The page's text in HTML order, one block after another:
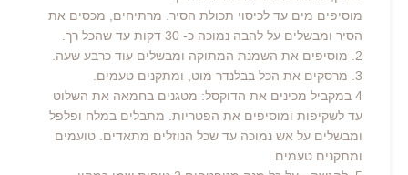
מוסיפים מים עד לכיסוי תכולת הסיר. מרתיחים, מכסים את
הסיר ומבשלים על להבה נמוכה כ- 30 דקות עד שהכל רך.
2. מוסיפים את השמנת המתוקה ומבשלים עוד כרבע שעה.
3. מרסקים את הכל בבלנדר מוט, ומתקנים טעמים.
4 במקביל מכינים את הדוקסל: מטגנים בחמאה את השלוט
עד לשקיפות ומוסיפים את הפטריות. מתבלים במלח ופלפל
ומבשלים על אש נמוכה עד שכל הנוזלים מתאדים. טועמים
ומתקנים טעמים.